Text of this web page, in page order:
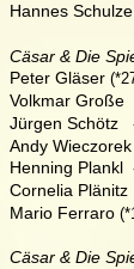
Hannes
Cäsar & Die
Peter Gläser
Volkmar Große
Jürgen Schötz
Andy
Henning Plankl
Cornelia Plänitz
Mario Ferraro
Cäsar & Die